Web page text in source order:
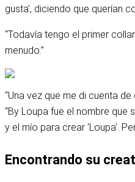
gusta', diciendo que querían
“Todavía tengo el primer
menudo.”
“Una vez que me di cuenta
“By Loupa fue el nombre
y el mío para crear 'Loupa'.
Encontrando su